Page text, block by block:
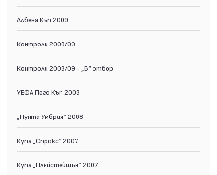
Албена Къп 2009
Контроли 2008/09
Контроли 2008/09 - „Б“ отбор
УЕФА Пего Къп 2008
„Пунта Умбрия“ 2008
Купа „Спрокс“ 2007
Купа „Плейстейшън“ 2007